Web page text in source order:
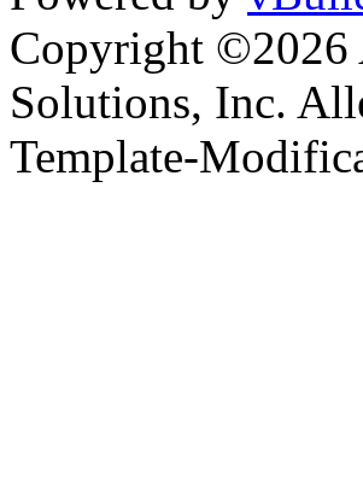
Copyright ©2026
Solutions, Inc.
Template-